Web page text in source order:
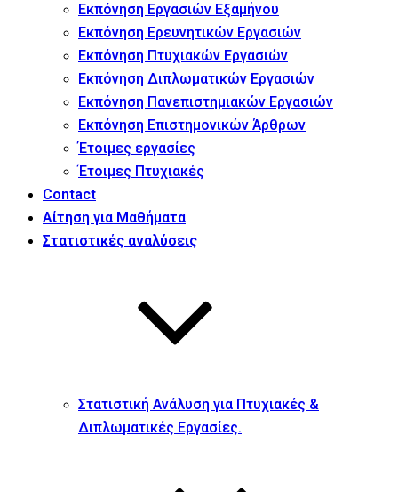
Εκπόνηση Εργασιών Εξαμήνου
Εκπόνηση Ερευνητικών Εργασιών
Εκπόνηση Πτυχιακών Εργασιών
Εκπόνηση Διπλωματικών Εργασιών
Εκπόνηση Πανεπιστημιακών Εργασιών
Εκπόνηση Επιστημονικών Άρθρων
Έτοιμες εργασίες
Έτοιμες Πτυχιακές
Contact
Αίτηση για Μαθήματα
Στατιστικές αναλύσεις
Στατιστική Ανάλυση για Πτυχιακές &
Διπλωματικές Εργασίες.